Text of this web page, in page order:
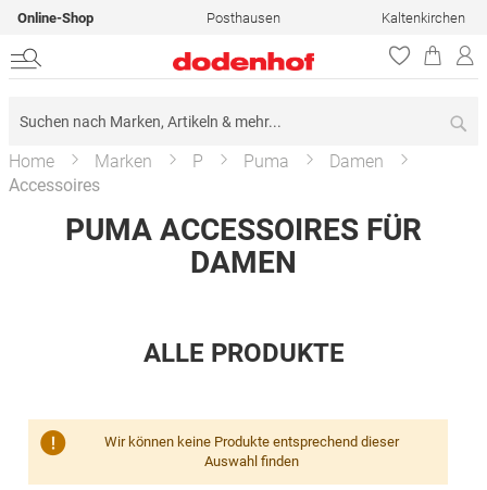
Online-Shop Posthausen Kaltenkirchen
Home Marken P Puma
Damen
Accessoires
PUMA ACCESSOIRES FÜR
DAMEN
ALLE PRODUKTE
Wir können keine Produkte entsprechend dieser
Auswahl finden